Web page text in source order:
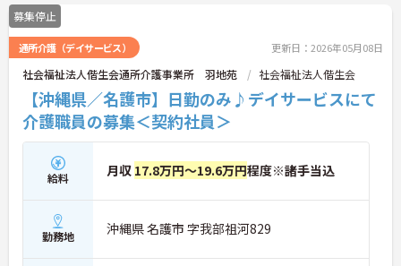
募集停止
通所介護（デイサービス） 更新日：2026年05月08日
社会福祉法人偕生会通所介護事業所 羽地苑 社会福祉法人偕生会
【沖縄県／名護市】日勤のみ♪デイサービスにて
介護職員の募集＜契約社員＞
給料 月収 17.8万円～19.6万円程度※諸手当込
勤務地 沖縄県 名護市 字我部祖河829